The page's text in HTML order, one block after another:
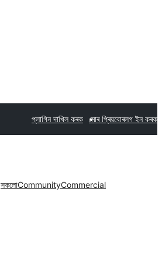
প্লাগিন দাখিল কৰক মোৰ প্ৰিয়বোৰলগ ইন কৰক
সকলোCommunityCommercial